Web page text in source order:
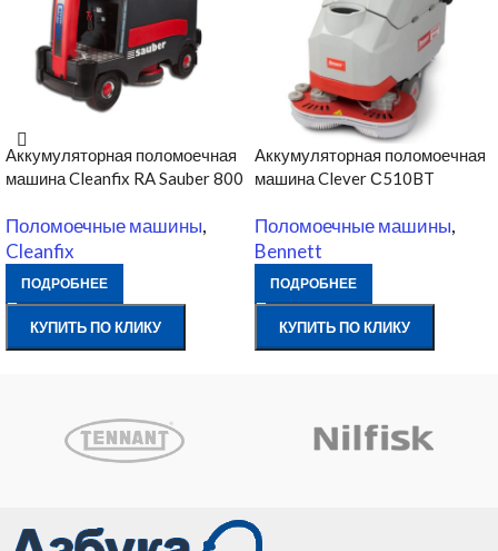
Аккумуляторная поломоечная
машина Cleanfix RA Sauber 800
Поломоечные машины,
Cleanfix
ПОДРОБНЕЕ
КУПИТЬ ПО КЛИКУ
Аккумуляторная поломоечная
машина Clever С510BT
Поломоечные машины,
Bennett
ПОДРОБНЕЕ
КУПИТЬ ПО КЛИКУ